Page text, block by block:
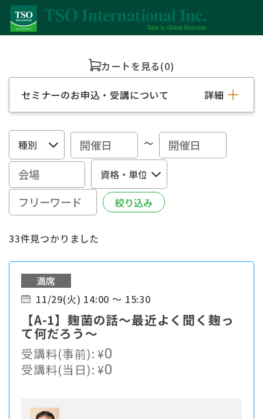
カートを見る(0)
セミナーのお申込・受講について 詳細
～
33件見つかりました
満席
11/29(火) 14:00 ～ 15:30
【A-1】麹菌の話～最近よく聞く麹っ
て何だろう～
受講料(事前):¥0
受講料(当日):¥0